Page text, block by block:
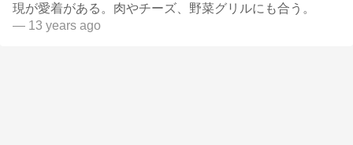
現が愛着がある。肉やチーズ、野菜グリルにも合う。
— 13 years ago